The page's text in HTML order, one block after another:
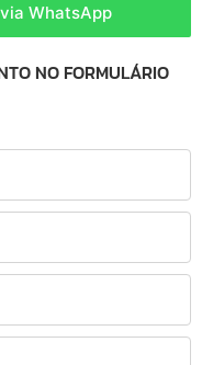
WhatsApp
NO FORMULÁRIO